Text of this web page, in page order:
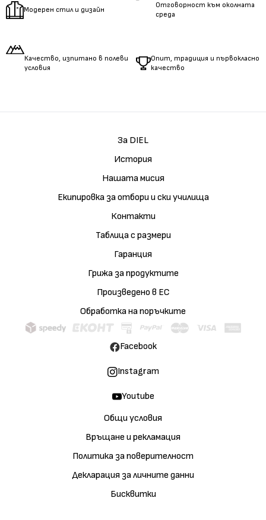
Модерен стил и дизайн
Отговорност към околната
среда
Качество, изпитано в полеви
условия
Опит, традиция и първокласно
качество
За DIEL
История
Нашата мисия
Екипировка за отбори и ски училища
Контакти
Таблица с размери
Гаранция
Грижа за продуктите
Произведено в ЕС
Обработка на поръчките
Общи условия
Връщане и рекламация
Политика за поверителност
Декларация за личните данни
Бисквитки
Facebook
Instagram
Youtube